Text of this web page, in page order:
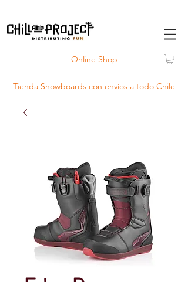
Online Shop
Tienda Snowboards con envíos a todo Chile